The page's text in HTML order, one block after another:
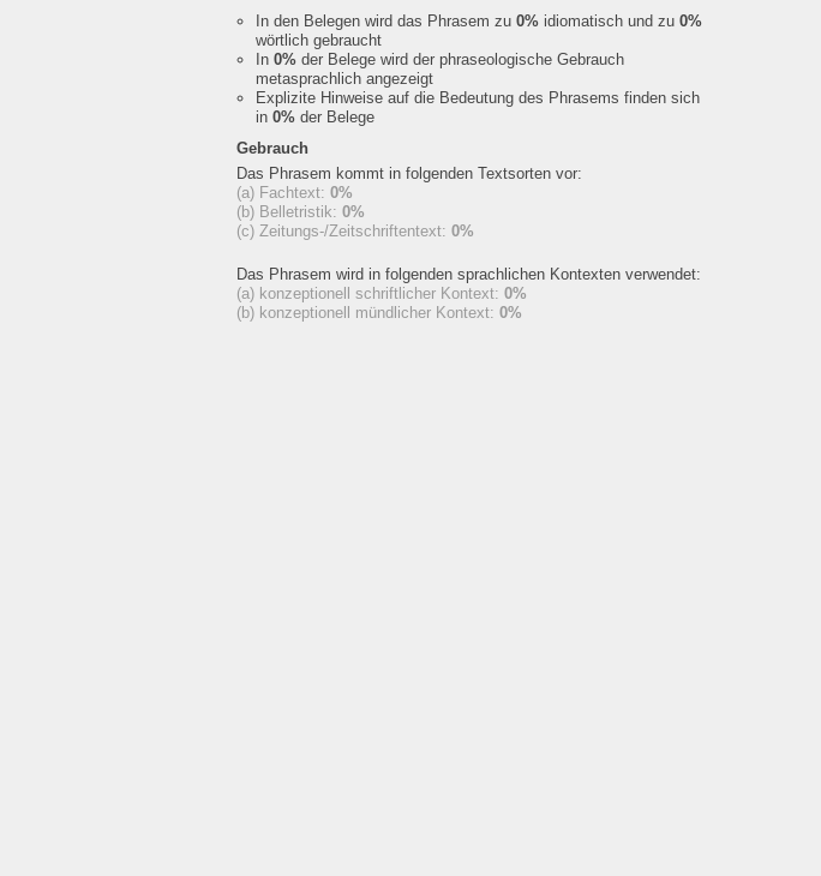
In den Belegen wird das Phrasem zu 0% idiomatisch und zu 0%
wörtlich gebraucht
In 0% der Belege wird der phraseologische Gebrauch
metasprachlich angezeigt
Explizite Hinweise auf die Bedeutung des Phrasems finden sich
in 0% der Belege
Gebrauch
Das Phrasem kommt in folgenden Textsorten vor:
(a) Fachtext: 0%
(b) Belletristik: 0%
(c) Zeitungs-/Zeitschriftentext: 0%
Das Phrasem wird in folgenden sprachlichen Kontexten verwendet:
(a) konzeptionell schriftlicher Kontext: 0%
(b) konzeptionell mündlicher Kontext: 0%